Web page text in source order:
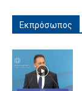
Εκπρόσωπος